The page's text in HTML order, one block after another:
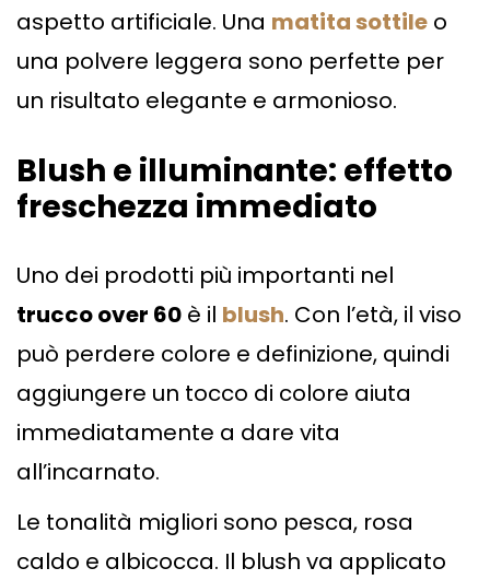
aspetto artificiale. Una matita sottile o
una polvere leggera sono perfette per
un risultato elegante e armonioso.
Blush e illuminante: effetto
freschezza immediato
Uno dei prodotti più importanti nel
trucco over 60 è il blush. Con l’età, il viso
può perdere colore e definizione, quindi
aggiungere un tocco di colore aiuta
immediatamente a dare vita
all’incarnato.
Le tonalità migliori sono pesca, rosa
caldo e albicocca. Il blush va applicato